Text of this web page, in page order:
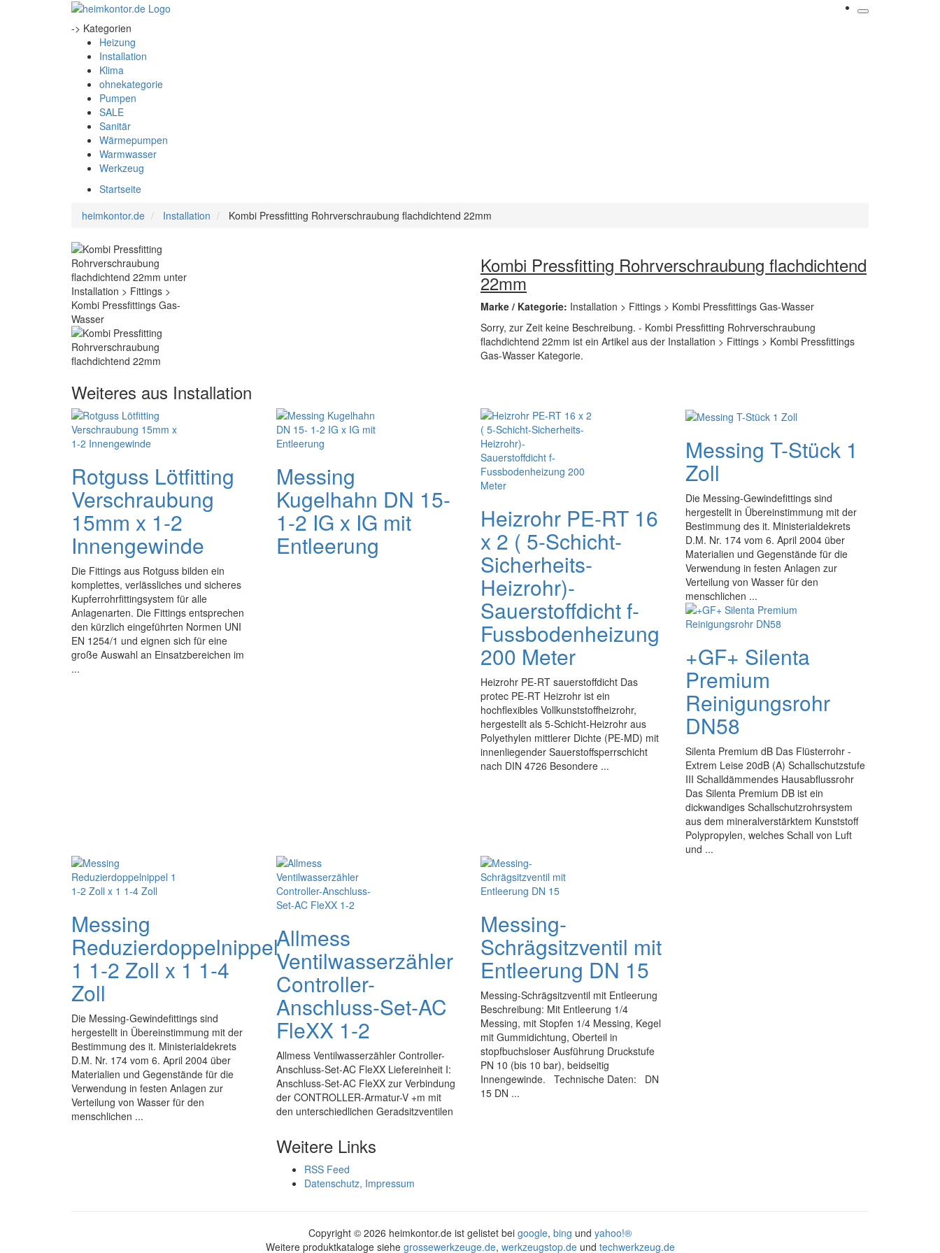
-> Kategorien
Heizung
Installation
Klima
ohnekategorie
Pumpen
SALE
Sanitär
Wärmepumpen
Warmwasser
Werkzeug
Startseite
heimkontor.de
Installation Kombi Pressfitting Rohrverschraubung flachdichtend 22mm
Kombi Pressfitting Rohrverschraubung flachdichtend
22mm
Marke / Kategorie: Installation > Fittings > Kombi Pressfittings Gas-Wasser
Sorry, zur Zeit keine Beschreibung. - Kombi Pressfitting Rohrverschraubung
flachdichtend 22mm ist ein Artikel aus der Installation > Fittings > Kombi Pressfittings
Gas-Wasser Kategorie.
Weiteres aus Installation
Rotguss Lötfitting
Verschraubung
15mm x 1-2
Innengewinde
Die Fittings aus Rotguss bilden ein
komplettes, verlässliches und sicheres
Kupferrohrfittingsystem für alle
Anlagenarten. Die Fittings entsprechen
den kürzlich eingeführten Normen UNI
EN 1254/1 und eignen sich für eine
große Auswahl an Einsatzbereichen im
...
Messing
Kugelhahn DN 15-
1-2 IG x IG mit
Entleerung
Heizrohr PE-RT 16
x 2 ( 5-Schicht-
Sicherheits-
Heizrohr)-
Sauerstoffdicht f-
Fussbodenheizung
200 Meter
Heizrohr PE-RT sauerstoffdicht Das
protec PE-RT Heizrohr ist ein
hochflexibles Vollkunststoffheizrohr,
hergestellt als 5-Schicht-Heizrohr aus
Polyethylen mittlerer Dichte (PE-MD) mit
innenliegender Sauerstoffsperrschicht
nach DIN 4726 Besondere ...
Messing T-Stück 1
Zoll
Die Messing-Gewindefittings sind
hergestellt in Übereinstimmung mit der
Bestimmung des it. Ministerialdekrets
D.M. Nr. 174 vom 6. April 2004 über
Materialien und Gegenstände für die
Verwendung in festen Anlagen zur
Verteilung von Wasser für den
menschlichen ...
+GF+ Silenta
Premium
Reinigungsrohr
DN58
Silenta Premium dB Das Flüsterrohr -
Extrem Leise 20dB (A) Schallschutzstufe
III Schalldämmendes Hausabflussrohr
Das Silenta Premium DB ist ein
dickwandiges Schallschutzrohrsystem
aus dem mineralverstärktem Kunststoff
Polypropylen, welches Schall von Luft
und ...
Messing
Reduzierdoppelnippel
1 1-2 Zoll x 1 1-4
Zoll
Die Messing-Gewindefittings sind
hergestellt in Übereinstimmung mit der
Bestimmung des it. Ministerialdekrets
D.M. Nr. 174 vom 6. April 2004 über
Materialien und Gegenstände für die
Verwendung in festen Anlagen zur
Verteilung von Wasser für den
menschlichen ...
Allmess
Ventilwasserzähler
Controller-
Anschluss-Set-AC
FleXX 1-2
Allmess Ventilwasserzähler Controller-
Anschluss-Set-AC FleXX Liefereinheit I:
Anschluss-Set-AC FleXX zur Verbindung
der CONTROLLER-Armatur-V +m mit
den unterschiedlichen Geradsitzventilen
Messing-
Schrägsitzventil mit
Entleerung DN 15
Messing-Schrägsitzventil mit Entleerung
Beschreibung: Mit Entleerung 1/4
Messing, mit Stopfen 1/4 Messing, Kegel
mit Gummidichtung, Oberteil in
stopfbuchsloser Ausführung Druckstufe
PN 10 (bis 10 bar), beidseitig
Innengewinde. Technische Daten: DN
15 DN ...
Weitere Links
RSS Feed
Datenschutz, Impressum
Copyright © 2026 heimkontor.de ist gelistet bei google, bing und yahoo!®
Weitere produktkataloge siehe grossewerkzeuge.de, werkzeugstop.deund techwerkzeug.de